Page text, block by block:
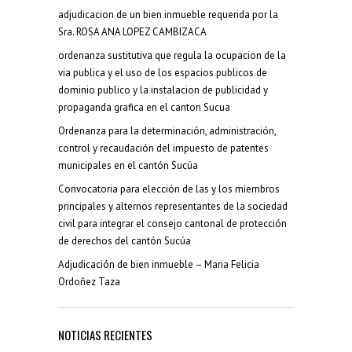
adjudicacion de un bien inmueble requerida por la
Sra. ROSA ANA LOPEZ CAMBIZACA
ordenanza sustitutiva que regula la ocupacion de la
via publica y el uso de los espacios publicos de
dominio publico y la instalacion de publicidad y
propaganda grafica en el canton Sucua
Ordenanza para la determinación, administración,
control y recaudación del impuesto de patentes
municipales en el cantón Sucúa
Convocatoria para elección de las y los miembros
principales y alternos representantes de la sociedad
civil para integrar el consejo cantonal de protección
de derechos del cantón Sucúa
Adjudicación de bien inmueble – Maria Felicia
Ordoñez Taza
NOTICIAS RECIENTES